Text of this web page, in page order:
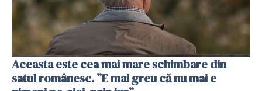
Aceasta este cea mai mare schimbare din
satul românesc. ”E mai greu că nu mai e